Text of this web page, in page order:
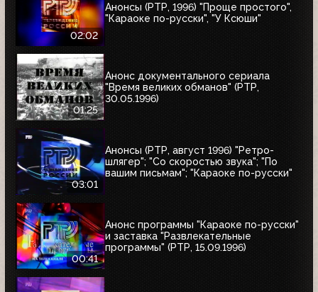
02:02
Анонсы (РТР, 1996) "Проще простого",
"Караоке по-русски", "У Ксюши"
01:25
Анонс документального сериала
"Время великих обманов" (РТР,
30.05.1996)
03:01
Анонсы (РТР, август 1996) "Ретро-
шлягер"; "Со скоростью звука"; "По
вашим письмам"; "Караоке по-русски"
00:41
Анонс программы "Караоке по-русски"
и заставка "Развлекательные
программы" (РТР, 15.09.1996)